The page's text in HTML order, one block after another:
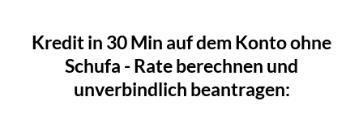
Kredit in 30 Min auf dem Konto ohne
Schufa - Rate berechnen und
unverbindlich beantragen: